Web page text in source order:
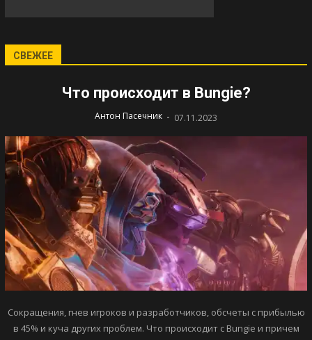
СВЕЖЕЕ
Что происходит в Bungie?
Антон Пасечник - 07.11.2023
Сокращения, гнев игроков и разработчиков, обсчеты с прибылью
в 45% и куча других проблем. Что происходит с Bungie и причем